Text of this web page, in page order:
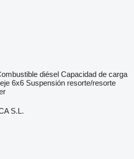
diésel Capacidad de carga
6x6 Suspensión resorte/resorte
S.L.